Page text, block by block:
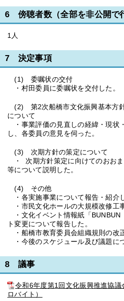
6 傍聴者数（全部を非公開で
1人
7 決定事項
(1) 委嘱状の交付
・村田委員に委嘱状を交付した。
(2) 第2次船橋市文化振興基本方
について
・事業評価の見直しの経緯・現状
し、各委員の意見を伺った。
(3) 次期方針の策定について
・ 次期方針策定に向けてのおお
等について説明した。
(4) その他
・各実施事業について報告・紹介
・市民文化ホールの大規模改修工
・文化イベント情報紙「
ト変更について報告した。
・船橋市教育委員会組織規則の改
・今後のスケジュール及び議題に
8 議事
令和6年度第1回文化振興推進協
ロバイト）